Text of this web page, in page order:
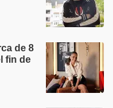
de 8
fin de